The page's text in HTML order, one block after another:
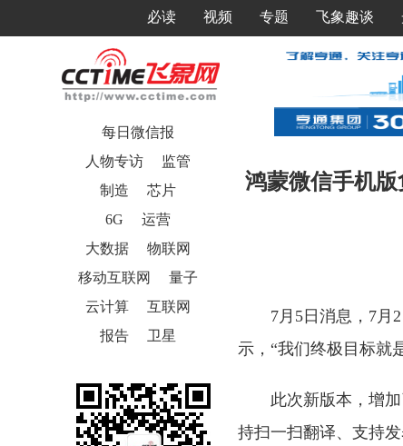
必读 视频 专题 飞象趣谈
每日微信报
人物专访
监管
制造
芯片
6G
运营
大数据
物联网
移动互联网
量子
云计算
互联网
报告
卫星
鸿蒙微信手机
7月5日消息，7月
示，“我们终极目标就
此次新版本，增
持扫一扫翻译、支持